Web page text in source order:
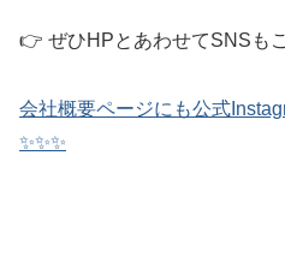
👉 ぜひHPとあわせてSNSも
会社概要ページにも公式
✨️✨️✨️